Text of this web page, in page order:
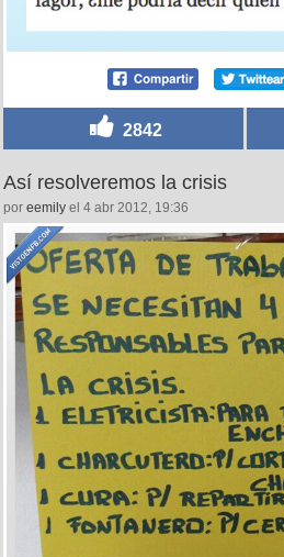
2842
Así resolveremos la crisis
por eemily el 4 abr 2012, 19:36